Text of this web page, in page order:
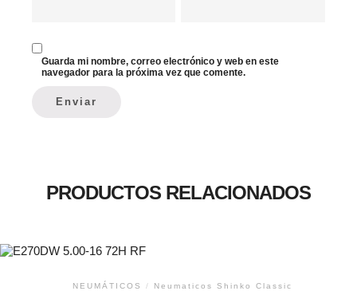
Guarda mi nombre, correo electrónico y web en este
navegador para la próxima vez que comente.
PRODUCTOS RELACIONADOS
NEUMÁTICOS / Neumaticos Shinko Classic